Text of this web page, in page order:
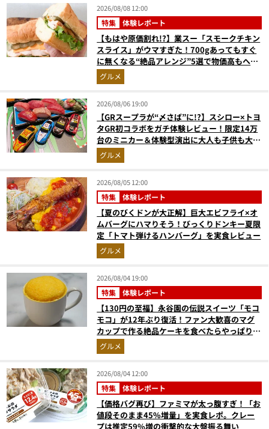
2026/08/08 12:00
特集 体験レポート
【もはや原価割れ!?】業スー「スモークチキン
スライス」がウマすぎた！700gあってもすぐ
に無くなる“絶品アレンジ”5選で物価高もへっ
ちゃら
グルメ
2026/08/06 19:00
【GRスープラが“〆さば”に!?】スシロー×トヨ
タGR初コラボをガチ体験レビュー！限定14万
台のミニカー＆体験型演出に大人も子供も大興
奮間違いなし
グルメ
2026/08/05 12:00
特集 体験レポート
【夏のびくドンが大正解】巨大エビフライ×オ
ムバーグにハマりそう！びっくりドンキー夏限
定「トマト弾けるハンバーグ」を実食レビュー
グルメ
2026/08/04 19:00
特集 体験レポート
【130円の至福】永谷園の伝説スイーツ「モコ
モコ」が12年ぶり復活！ファン大歓喜のマグ
カップで作る絶品ケーキを食べたらやっぱり最
高にウマかった
グルメ
2026/08/04 12:00
特集 体験レポート
【価格バグ再び】ファミマが太っ腹すぎ！「お
値段そのまま45%増量」を実食レポ。クレー
プは推定59%増の衝撃的な大盤振る舞い